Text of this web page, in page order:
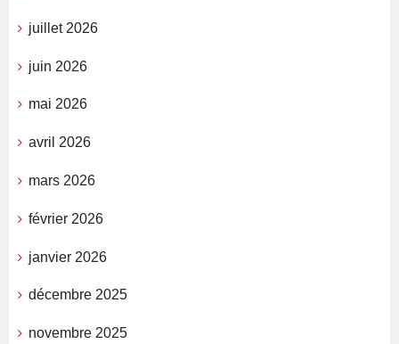
juillet 2026
juin 2026
mai 2026
avril 2026
mars 2026
février 2026
janvier 2026
décembre 2025
novembre 2025